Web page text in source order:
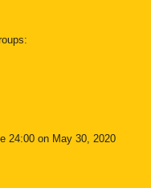
24:00 on May 30, 2020